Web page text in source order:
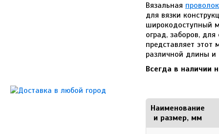
Вязальная
для вязки
широкодоступный
оград, заборов,
представляет этот
различной длины и
Всегда в наличии
Наименование
и размер, мм